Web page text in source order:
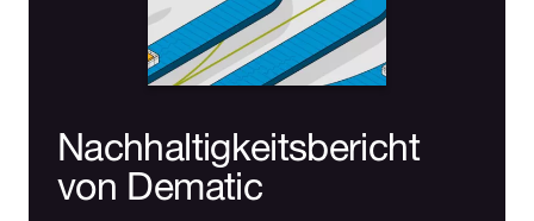
Nachhaltigkeitsbericht
von Dematic